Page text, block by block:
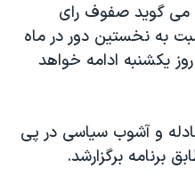
می گوید صفوف رای
به نخستین دور در ماه
یکشنبه ادامه خواهد
و آشوب سیاسی در پی
برنامه برگزارشد.